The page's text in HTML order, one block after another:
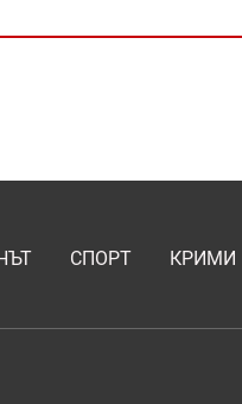
СПОРТ КРИМИ